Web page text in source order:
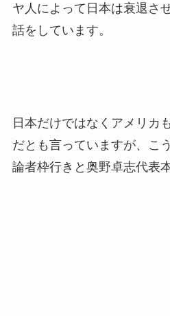
ヤ人によって日本は衰退さ
話をしています。
日本だけではなくアメリカ
だとも言っていますが、こ
論者枠行きと奥野卓志代表